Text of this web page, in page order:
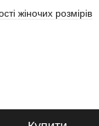
жіночих розмірів